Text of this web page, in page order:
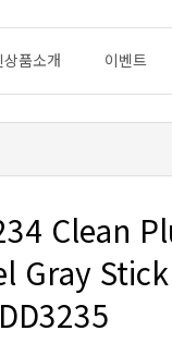
상품소개 이벤트